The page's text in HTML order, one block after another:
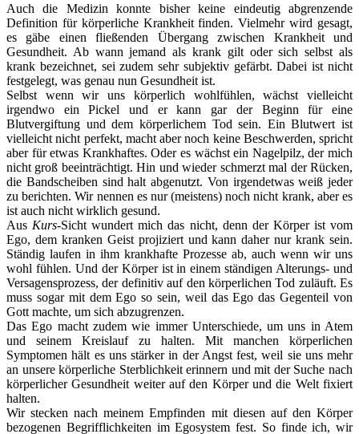
Auch die Medizin konnte bisher keine eindeutig abgrenzende
Definition für körperliche Krankheit finden. Vielmehr wird gesagt,
es gäbe einen fließenden Übergang zwischen Krankheit und
Gesundheit. Ab wann jemand als krank gilt oder sich selbst als
krank bezeichnet, sei zudem sehr subjektiv gefärbt. Dabei ist nicht
festgelegt, was genau nun Gesundheit ist.
Selbst wenn wir uns körperlich wohlfühlen, wächst vielleicht
irgendwo ein Pickel und er kann gar der Beginn für eine
Blutvergiftung und dem körperlichem Tod sein. Ein Blutwert ist
vielleicht nicht perfekt, macht aber noch keine Beschwerden, spricht
aber für etwas Krankhaftes. Oder es wächst ein Nagelpilz, der mich
nicht groß beeinträchtigt. Hin und wieder schmerzt mal der Rücken,
die Bandscheiben sind halt abgenutzt. Von irgendetwas weiß jeder
zu berichten. Wir nennen es nur (meistens) noch nicht krank, aber es
ist auch nicht wirklich gesund.
Aus Kurs-Sicht wundert mich das nicht, denn der Körper ist vom
Ego, dem kranken Geist projiziert und kann daher nur krank sein.
Ständig laufen in ihm krankhafte Prozesse ab, auch wenn wir uns
wohl fühlen. Und der Körper ist in einem ständigen Alterungs- und
Versagensprozess, der definitiv auf den körperlichen Tod zuläuft. Es
muss sogar mit dem Ego so sein, weil das Ego das Gegenteil von
Gott machte, um sich abzugrenzen.
Das Ego macht zudem wie immer Unterschiede, um uns in Atem
und seinem Kreislauf zu halten. Mit manchen körperlichen
Symptomen hält es uns stärker in der Angst fest, weil sie uns mehr
an unsere körperliche Sterblichkeit erinnern und mit der Suche nach
körperlicher Gesundheit weiter auf den Körper und die Welt fixiert
halten.
Wir stecken nach meinem Empfinden mit diesen auf den Körper
bezogenen Begrifflichkeiten im Egosystem fest. So finde ich, wir